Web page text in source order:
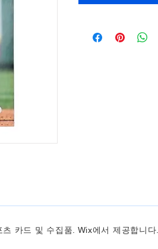
카드 및 수집품. Wix에서 제공합니다.